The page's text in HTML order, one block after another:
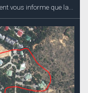
vous informe que la...